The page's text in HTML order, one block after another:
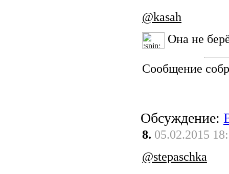
@kasah
Она не
Сообщение
Обсуждение:
8. 05.02.2015
@stepaschka